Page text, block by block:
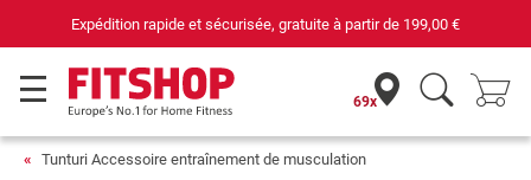
Expédition rapide et sécurisée, gratuite à partir de 199,00 €
69x
Tunturi Accessoire entraînement de musculation